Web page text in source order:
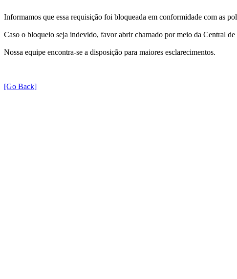
Informamos que essa requisição foi bloqueada em conformidade com as
Caso o bloqueio seja indevido, favor abrir chamado por meio da Central
Nossa equipe encontra-se a disposição para maiores esclarecimentos.
[Go Back]